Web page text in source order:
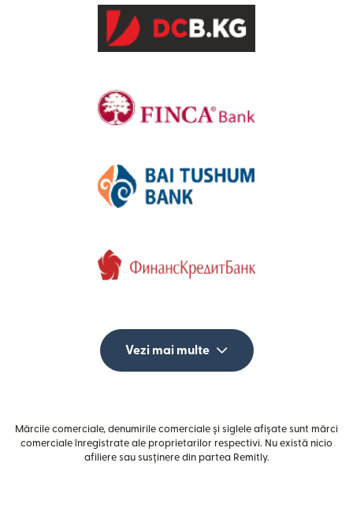
Vezi mai multe
Mărcile comerciale, denumirile comerciale și siglele afișate sunt mărci
comerciale înregistrate ale proprietarilor respectivi. Nu există nicio
afiliere sau susținere din partea Remitly.